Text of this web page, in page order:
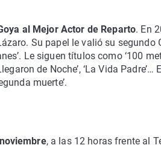
al Mejor Actor de Reparto. En
Su papel le valió su segundo
Le siguen títulos como ‘100
de Noche’, ‘La Vida Padre’…
muerte’.
, a las 12 horas frente al